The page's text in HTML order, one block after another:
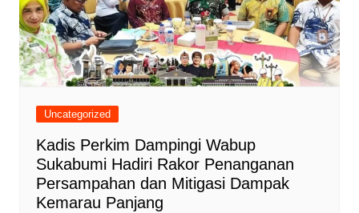
Uncategorized
Kadis Perkim Dampingi Wabup
Sukabumi Hadiri Rakor Penanganan
Persampahan dan Mitigasi Dampak
Kemarau Panjang